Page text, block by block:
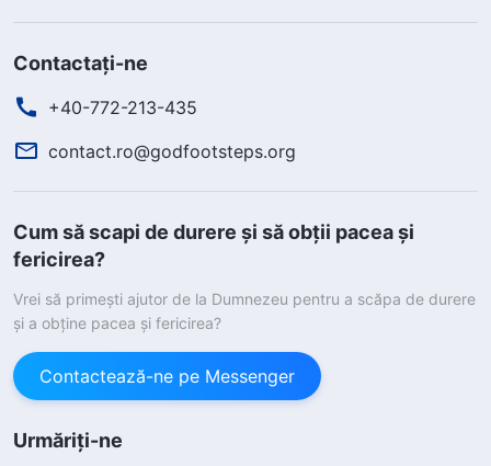
Contactați-ne
+40-772-213-435
contact.ro@godfootsteps.org
Cum să scapi de durere și să obții pacea și
fericirea?
Vrei să primești ajutor de la Dumnezeu pentru a scăpa de durere
și a obține pacea și fericirea?
Contactează-ne pe Messenger
Urmăriți-ne